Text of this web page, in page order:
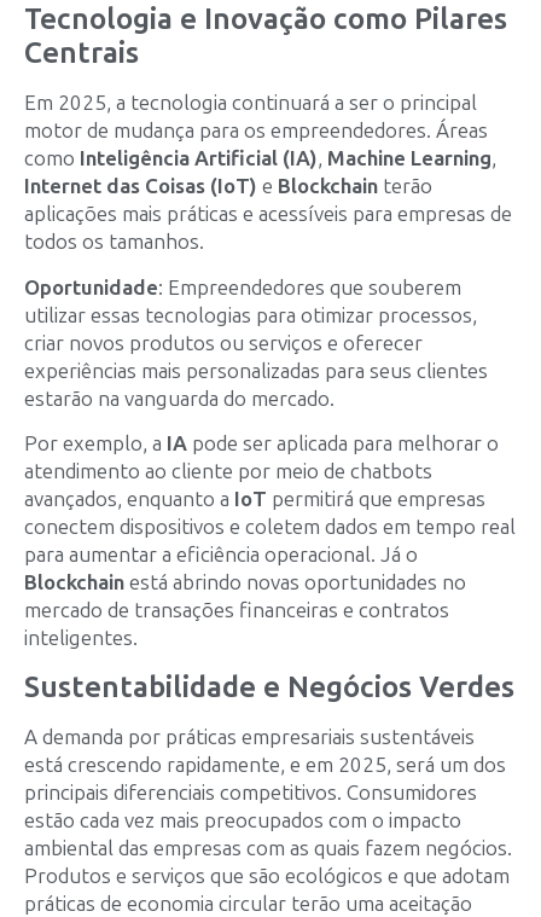
Tecnologia e Inovação como Pilares
Centrais
Em 2025, a tecnologia continuará a ser o principal
motor de mudança para os empreendedores. Áreas
como Inteligência Artificial (IA), Machine Learning,
Internet das Coisas (IoT) e Blockchain terão
aplicações mais práticas e acessíveis para empresas de
todos os tamanhos.
Oportunidade: Empreendedores que souberem
utilizar essas tecnologias para otimizar processos,
criar novos produtos ou serviços e oferecer
experiências mais personalizadas para seus clientes
estarão na vanguarda do mercado.
Por exemplo, a IA pode ser aplicada para melhorar o
atendimento ao cliente por meio de chatbots
avançados, enquanto a IoT permitirá que empresas
conectem dispositivos e coletem dados em tempo real
para aumentar a eficiência operacional. Já o
Blockchain está abrindo novas oportunidades no
mercado de transações financeiras e contratos
inteligentes.
Sustentabilidade e Negócios Verdes
A demanda por práticas empresariais sustentáveis
está crescendo rapidamente, e em 2025, será um dos
principais diferenciais competitivos. Consumidores
estão cada vez mais preocupados com o impacto
ambiental das empresas com as quais fazem negócios.
Produtos e serviços que são ecológicos e que adotam
práticas de economia circular terão uma aceitação